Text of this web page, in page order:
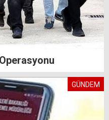
GÜNDEM